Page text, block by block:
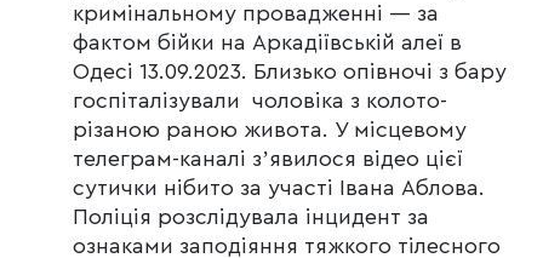
кримінальному провадженні — за
фактом бійки на Аркадіївській алеї в
Одесі 13.09.2023. Близько опівночі з бару
госпіталізували чоловіка з колото-
різаною раною живота. У місцевому
телеграм-каналі зʼявилося відео цієї
сутички нібито за участі Івана Аблова.
Поліція розслідувала інцидент за
ознаками заподіяння тяжкого тілесного